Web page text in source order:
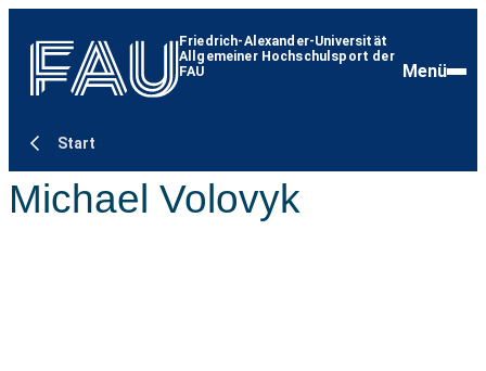
Friedrich-Alexander-Universität
Allgemeiner Hochschulsport der
FAU
Menü
Start
Michael Volovyk